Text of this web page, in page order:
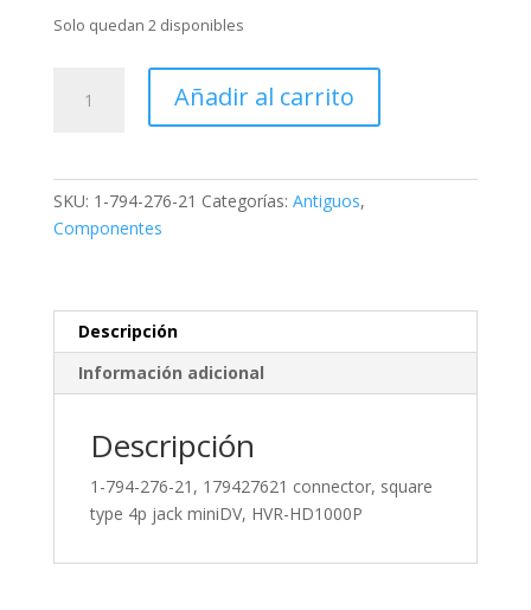
Solo quedan 2 disponibles
square
jack
miniDV,
HVR-
cantidad
Añadir al carrito
SKU: 1-794-276-21 Categorías: Antiguos,
Componentes
Descripción
Información adicional
Descripción
1-794-276-21, 179427621 connector, square
type 4p jack miniDV, HVR-HD1000P